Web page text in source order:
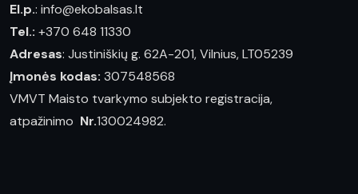
El.p.: info@ekobalsas.lt
Tel.: +370 648 11330
Adresas: Justiniškių g. 62A-201, Vilnius, LT05239
Įmonės kodas: 307548568
VMVT Maisto tvarkymo subjekto registracija,
atpažinimo Nr.130024982.